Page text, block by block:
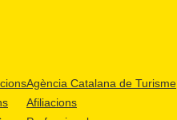
Agència Catalana de Turisme
Afiliacions